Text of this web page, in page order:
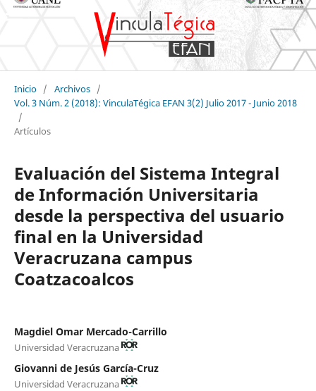
Inicio / Archivos /
Vol. 3 Núm. 2 (2018): VinculaTégica EFAN 3(2) Julio 2017 - Junio 2018
/
Artículos
Evaluación del Sistema Integral
de Información Universitaria
desde la perspectiva del usuario
final en la Universidad
Veracruzana campus
Coatzacoalcos
Magdiel Omar Mercado-Carrillo
Universidad Veracruzana
Giovanni de Jesús García-Cruz
Universidad Veracruzana